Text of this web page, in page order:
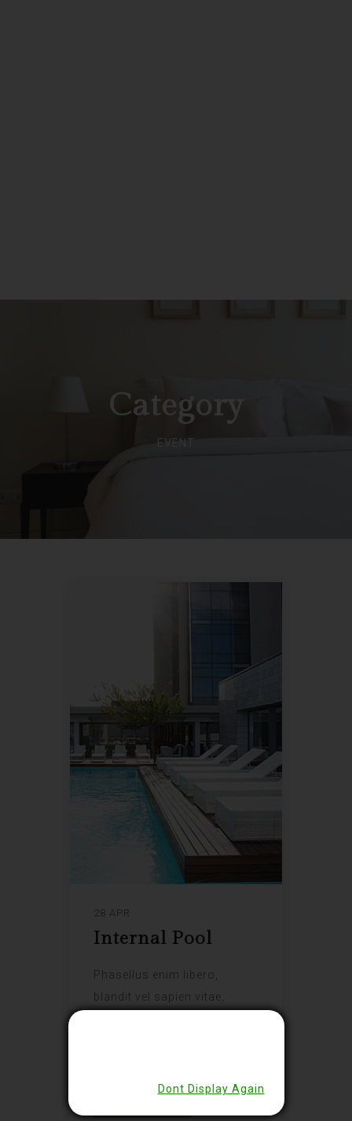
Close
Dont Display Again
Category
EVENT
28 APR
Internal Pool
Phasellus enim libero,
blandit vel sapien vitae,